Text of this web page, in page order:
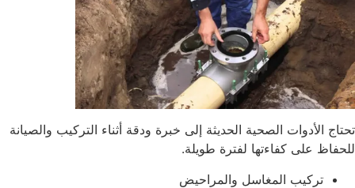
الأدوات الصحية الحديثة إلى خبرة ودقة أثناء التركيب والصيانة
على كفاءتها لفترة طويلة.
تركيب المغاسل والمراحيض